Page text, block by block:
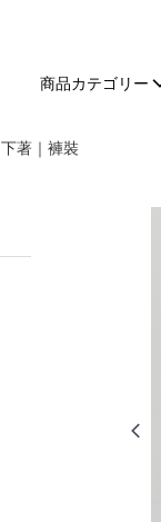
商品カテゴリー
下著｜褲裝